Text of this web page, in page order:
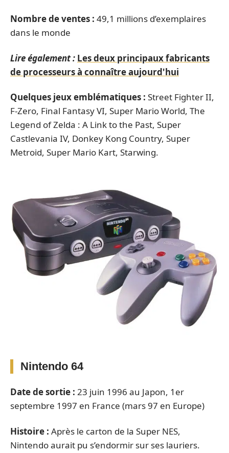
Nombre de ventes : 49,1 millions d’exemplaires
dans le monde
Lire également : Les deux principaux fabricants
de processeurs à connaître aujourd'hui
Quelques jeux emblématiques : Street Fighter II,
F-Zero, Final Fantasy VI, Super Mario World, The
Legend of Zelda : A Link to the Past, Super
Castlevania IV, Donkey Kong Country, Super
Metroid, Super Mario Kart, Starwing.
Nintendo 64
Date de sortie : 23 juin 1996 au Japon, 1er
septembre 1997 en France (mars 97 en Europe)
Histoire : Après le carton de la Super NES,
Nintendo aurait pu s’endormir sur ses lauriers.